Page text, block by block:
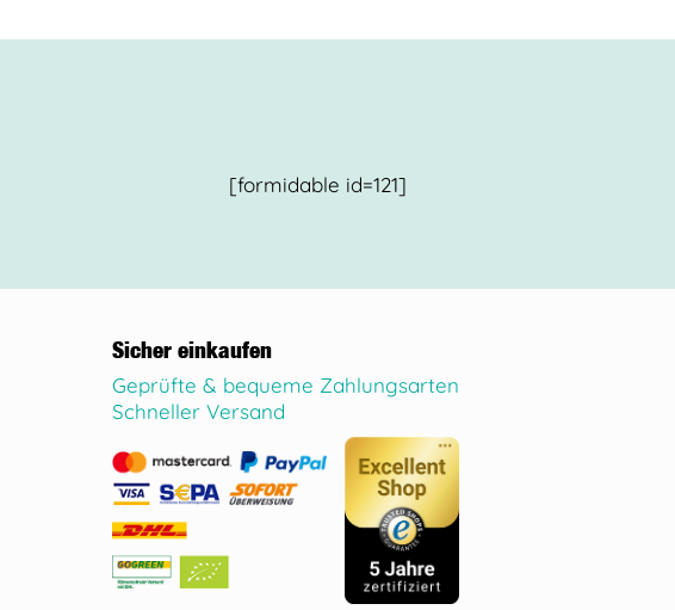
[formidable id=121]
Sicher einkaufen
Geprüfte & bequeme Zahlungsarten
Schneller Versand